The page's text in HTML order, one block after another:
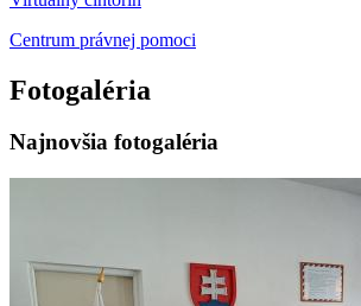
Centrum právnej pomoci
Fotogaléria
Najnovšia fotogaléria